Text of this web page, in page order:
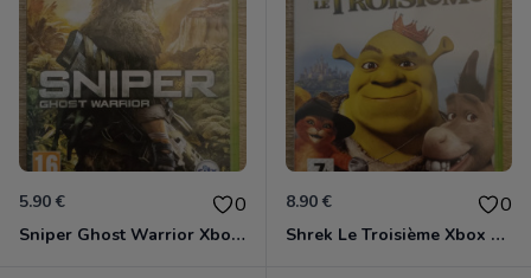
5.90 € 0
Sniper Ghost Warrior Xbox 360
8.90 € 0
Shrek Le Troisième Xbox 360